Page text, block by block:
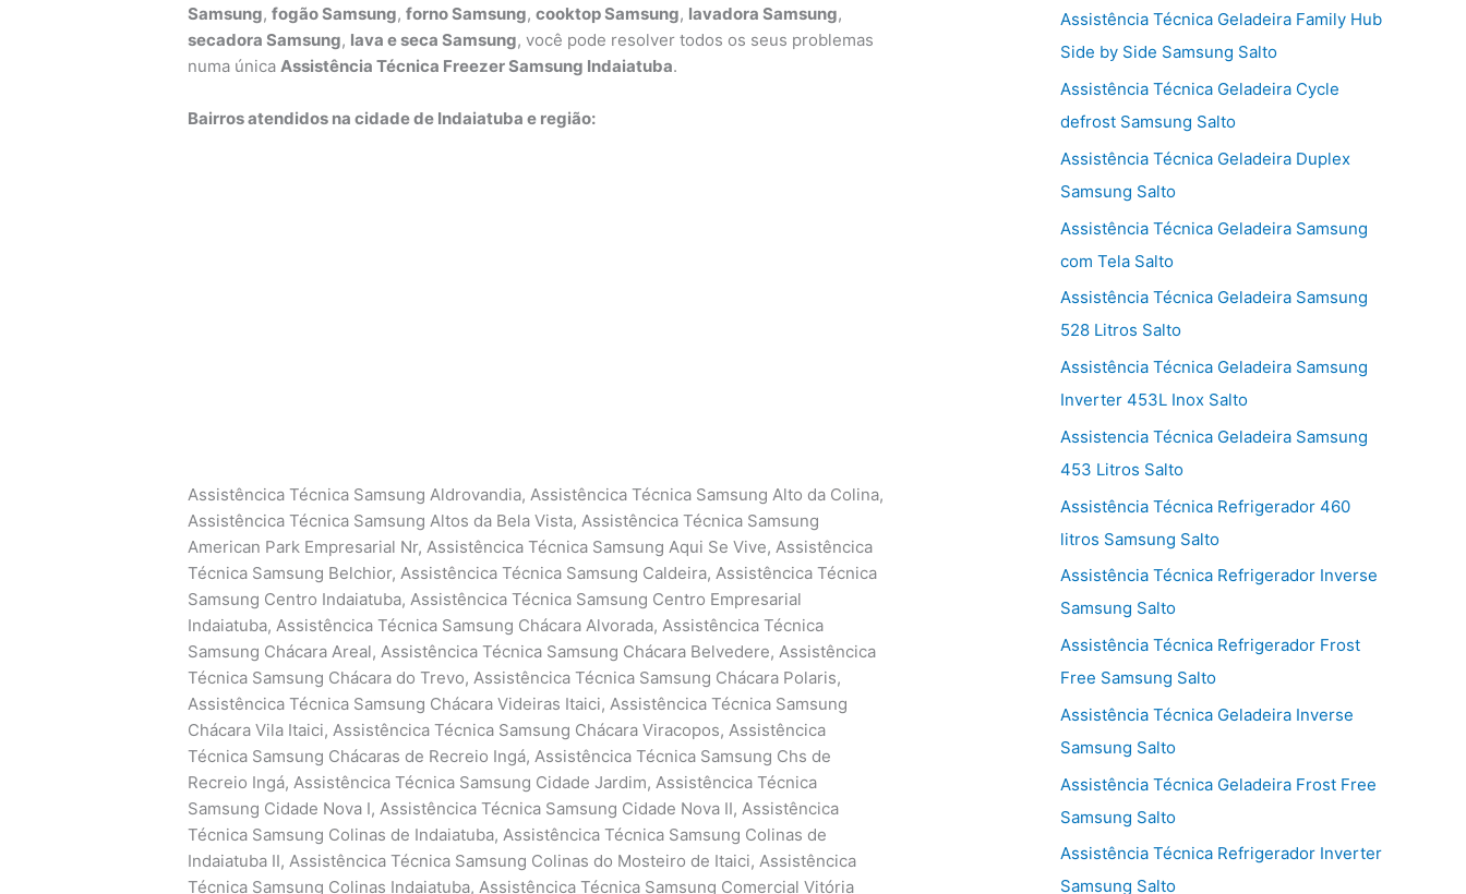
Samsung,fogão Samsung,forno Samsung,cooktop Samsung, lavadora Samsung,
secadora Samsung, lava e seca Samsung, você pode resolver todos os seus problemas
numa únicaAssistência Técnica Freezer Samsung Indaiatuba.
Bairros atendidos na cidade de Indaiatuba e região:
Assistêncica Técnica Samsung Aldrovandia, Assistêncica Técnica Samsung Alto da Colina,
Assistêncica Técnica Samsung Altos da Bela Vista, Assistêncica Técnica Samsung
American Park Empresarial Nr, Assistêncica Técnica Samsung Aqui Se Vive, Assistêncica
Técnica Samsung Belchior, Assistêncica Técnica Samsung Caldeira, Assistêncica Técnica
Samsung Centro Indaiatuba, Assistêncica Técnica Samsung Centro Empresarial
Indaiatuba, Assistêncica Técnica Samsung Chácara Alvorada, Assistêncica Técnica
Samsung Chácara Areal, Assistêncica Técnica Samsung Chácara Belvedere, Assistêncica
Técnica Samsung Chácara do Trevo, Assistêncica Técnica Samsung Chácara Polaris,
Assistêncica Técnica Samsung Chácara Videiras Itaici, Assistêncica Técnica Samsung
Chácara Vila Itaici, Assistêncica Técnica Samsung Chácara Viracopos, Assistêncica
Técnica Samsung Chácaras de Recreio Ingá, Assistêncica Técnica Samsung Chs de
Recreio Ingá, Assistêncica Técnica Samsung Cidade Jardim, Assistêncica Técnica
Samsung Cidade Nova I, Assistêncica Técnica Samsung Cidade Nova II, Assistêncica
Técnica Samsung Colinas de Indaiatuba, Assistêncica Técnica Samsung Colinas de
Indaiatuba II, Assistêncica Técnica Samsung Colinas do Mosteiro de Itaici, Assistêncica
Técnica Samsung Colinas Indaiatuba, Assistêncica Técnica Samsung Comercial Vitória
Assistência Técnica Geladeira Family Hub
Side by Side Samsung Salto
Assistência Técnica Geladeira Cycle
defrost Samsung Salto
Assistência Técnica Geladeira Duplex
Samsung Salto
Assistência Técnica Geladeira Samsung
com Tela Salto
Assistência Técnica Geladeira Samsung
528 Litros Salto
Assistência Técnica Geladeira Samsung
Inverter 453L Inox Salto
Assistencia Técnica Geladeira Samsung
453 Litros Salto
Assistência Técnica Refrigerador 460
litros Samsung Salto
Assistência Técnica Refrigerador Inverse
Samsung Salto
Assistência Técnica Refrigerador Frost
Free Samsung Salto
Assistência Técnica Geladeira Inverse
Samsung Salto
Assistência Técnica Geladeira Frost Free
Samsung Salto
Assistência Técnica Refrigerador Inverter
Samsung Salto